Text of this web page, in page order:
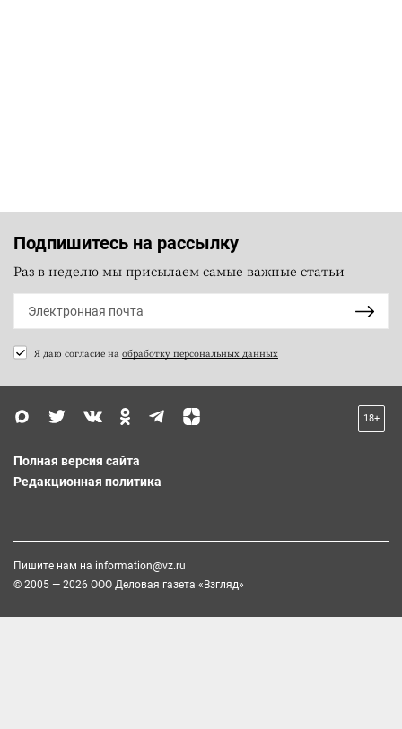
Подпишитесь на рассылку
Раз в неделю мы присылаем самые важные статьи
Я даю согласие на обработку персональных данных
18+
Полная версия сайта
Редакционная политика
Пишите нам на information@vz.ru
© 2005 — 2026 ООО Деловая газета «Взгляд»